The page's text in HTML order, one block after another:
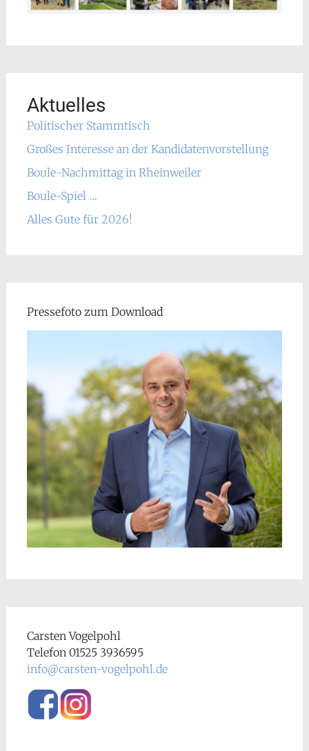
Aktuelles
Politischer Stammtisch
Großes Interesse an der Kandidatenvorstellung
Boule-Nachmittag in Rheinweiler
Boule-Spiel …
Alles Gute für 2026!
Pressefoto zum Download
Carsten Vogelpohl
Telefon 01525 3936595
info@carsten-vogelpohl.de